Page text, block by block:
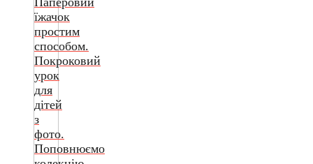
їжачок
простим
способом.
Покроковий
урок
для
дітей
з
фото.
Поповнюємо